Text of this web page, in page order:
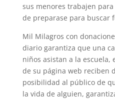
sus menores trabajen
de preparase para buscar
Mil Milagros con
diario garantiza que una
niños asistan a la escuela,
de su página web reciben
posibilidad al público de
la vida de alguien,